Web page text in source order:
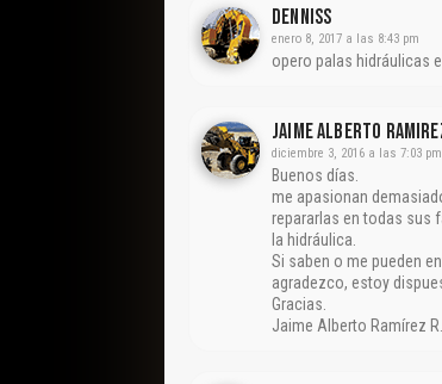
Denniss
enero 8, 2017 a las 8:43 pm
opero palas hidráulicas
Jaime Alberto
diciembre 3, 2016 a las 7:03 pm
Buenos días.
me apasionan
repararlas en todas sus
la hidráulica.
Si saben o me pueden
agradezco, estoy
Gracias.
Jaime Alberto Ramírez R.